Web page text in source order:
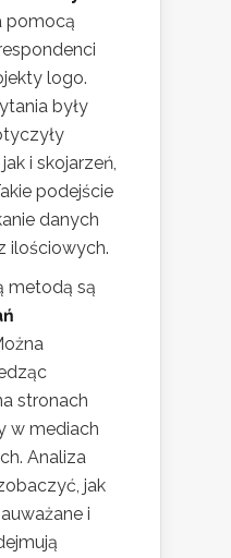
pomocą
logo.
były
i skojarzeń,
podejście
danych
ilościowych.
metodą są
stronach
w mediach
Analiza
jak
i